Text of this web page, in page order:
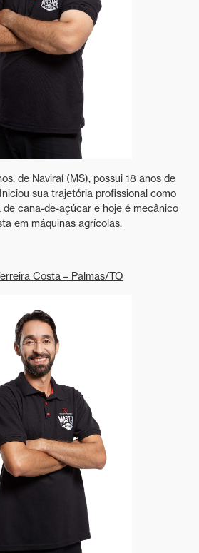
de Naviraí (MS), possui 18 anos de
sua trajetória profissional como
de cana-de-açúcar e hoje é mecânico
em máquinas agrícolas.
Costa – Palmas/TO